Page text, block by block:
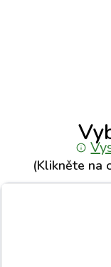
(Klikněte na